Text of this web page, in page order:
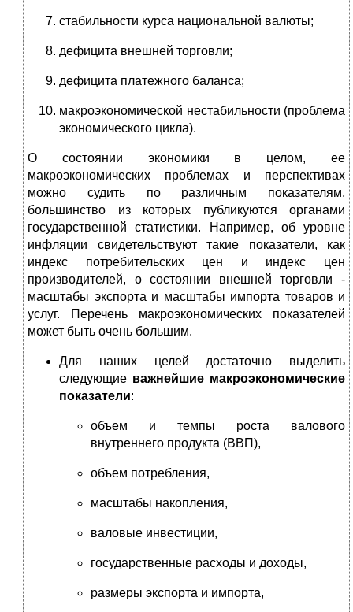
стабильности курса национальной валюты;
дефицита внешней торговли;
дефицита платежного баланса;
макроэкономической нестабильности (проблема
экономического цикла).
О состоянии экономики в целом, ее
макроэкономических проблемах и перспективах
можно судить по различным показателям,
большинство из которых публикуются органами
государственной статистики. Например, об уровне
инфляции свидетельствуют такие показатели, как
индекс потребительских цен и индекс цен
производителей, о состоянии внешней торговли -
масштабы экспорта и масштабы импорта товаров и
услуг. Перечень макроэкономических показателей
может быть очень большим.
Для наших целей достаточно выделить
следующие важнейшие макроэкономические
показатели:
объем и темпы роста валового
внутреннего продукта (ВВП),
объем потребления,
масштабы накопления,
валовые инвестиции,
государственные расходы и доходы,
размеры экспорта и импорта,